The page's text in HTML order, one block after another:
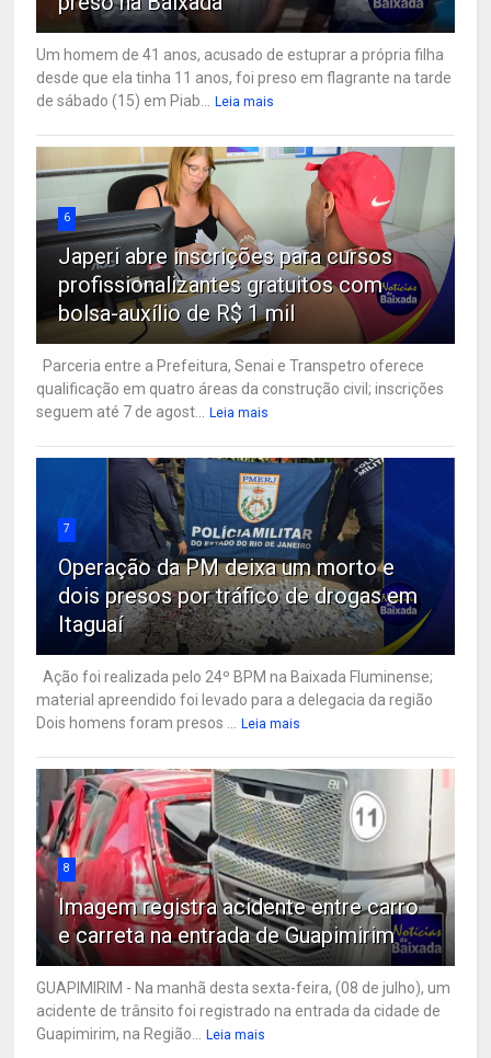
Um homem de 41 anos, acusado de estuprar a própria filha
desde que ela tinha 11 anos, foi preso em flagrante na tarde
de sábado (15) em Piab...
Leia mais
6
Japeri abre inscrições para cursos
profissionalizantes gratuitos com
bolsa-auxílio de R$ 1 mil
Parceria entre a Prefeitura, Senai e Transpetro oferece
qualificação em quatro áreas da construção civil; inscrições
seguem até 7 de agost...
Leia mais
7
Operação da PM deixa um morto e
dois presos por tráfico de drogas em
Itaguaí
Ação foi realizada pelo 24º BPM na Baixada Fluminense;
material apreendido foi levado para a delegacia da região
Dois homens foram presos ...
Leia mais
8
Imagem registra acidente entre carro
e carreta na entrada de Guapimirim
GUAPIMIRIM - Na manhã desta sexta-feira, (08 de julho), um
acidente de trânsito foi registrado na entrada da cidade de
Guapimirim, na Região...
Leia mais